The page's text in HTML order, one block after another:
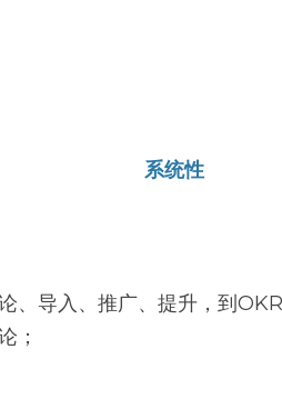
系统性
、导入、推广、提升，到
；